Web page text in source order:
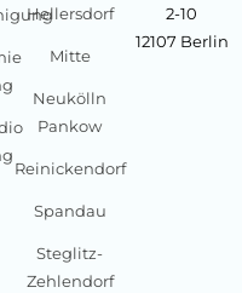
Hellersdorf
Mitte
Neukölln
Pankow
Reinickendorf
Spandau
Steglitz-
Zehlendorf
2-10
12107 Berlin